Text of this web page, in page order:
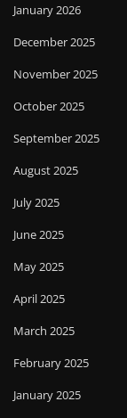
January 2026
December 2025
November 2025
October 2025
September 2025
August 2025
July 2025
June 2025
May 2025
April 2025
March 2025
February 2025
January 2025